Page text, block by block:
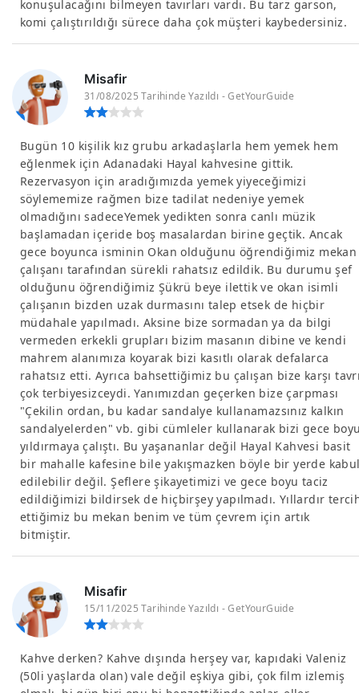
konuşulacağını bilmeyen tavırları vardı. Bu tarz garson,
komi çalıştırıldığı sürece daha çok müşteri kaybedersiniz.
Misafir
31/08/2025 Tarihinde Yazıldı - GetYourGuide
Bugün 10 kişilik kız grubu arkadaşlarla hem yemek hem
eğlenmek için Adanadaki Hayal kahvesine gittik.
Rezervasyon için aradığımızda yemek yiyeceğimizi
söylememize rağmen bize tadilat nedeniye yemek
olmadığını sadeceYemek yedikten sonra canlı müzik
başlamadan içeride boş masalardan birine geçtik. Ancak
gece boyunca isminin Okan olduğunu öğrendiğimiz mekan
çalışanı tarafından sürekli rahatsız edildik. Bu durumu şef
olduğunu öğrendiğimiz Şükrü beye ilettik ve okan isimli
çalışanın bizden uzak durmasını talep etsek de hiçbir
müdahale yapılmadı. Aksine bize sormadan ya da bilgi
vermeden erkekli grupları bizim masanın dibine ve kendi
mahrem alanımıza koyarak bizi kasıtlı olarak defalarca
rahatsız etti. Ayrıca bahsettiğimiz bu çalışan bize karşı
çok terbiyesizceydi. Yanımızdan geçerken bize çarpması
"Çekilin ordan, bu kadar sandalye kullanamazsınız kalkın
sandalyelerden" vb. gibi cümleler kullanarak bizi gece
yıldırmaya çalıştı. Bu yaşananlar değil Hayal Kahvesi basit
bir mahalle kafesine bile yakışmazken böyle bir yerde
edilebilir değil. Şeflere şikayetimizi ve gece boyu taciz
edildiğimizi bildirsek de hiçbirşey yapılmadı. Yıllardır
ettiğimiz bu mekan benim ve tüm çevrem için artık
bitmiştir.
Misafir
15/11/2025 Tarihinde Yazıldı - GetYourGuide
Kahve derken? Kahve dışında herşey var, kapıdaki Valeniz
(50li yaşlarda olan) vale değil eşkiya gibi, çok film izlemiş